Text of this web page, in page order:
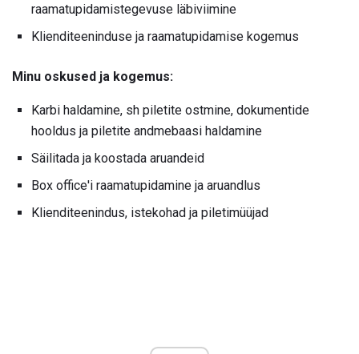
raamatupidamistegevuse läbiviimine
Klienditeeninduse ja raamatupidamise kogemus
Minu oskused ja kogemus:
Karbi haldamine, sh piletite ostmine, dokumentide
hooldus ja piletite andmebaasi haldamine
Säilitada ja koostada aruandeid
Box office'i raamatupidamine ja aruandlus
Klienditeenindus, istekohad ja piletimüüjad